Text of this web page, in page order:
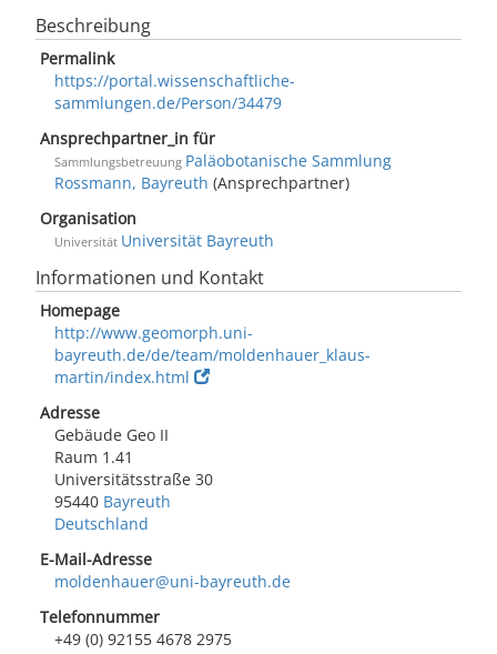
Beschreibung
Permalink
https://portal.wissenschaftliche-
sammlungen.de/Person/34479
Ansprechpartner_in für
Sammlungsbetreuung Paläobotanische Sammlung
Rossmann, Bayreuth (Ansprechpartner)
Organisation
Universität Universität Bayreuth
Informationen und Kontakt
Homepage
http://www.geomorph.uni-
bayreuth.de/de/team/moldenhauer_klaus-
martin/index.html
Adresse
Gebäude Geo II
Raum 1.41
Universitätsstraße 30
95440 Bayreuth
Deutschland
E-Mail-Adresse
moldenhauer@uni-bayreuth.de
Telefonnummer
+49 (0) 92155 4678 2975